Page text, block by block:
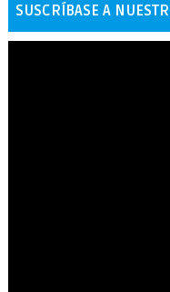
SUSCRÍBASE A